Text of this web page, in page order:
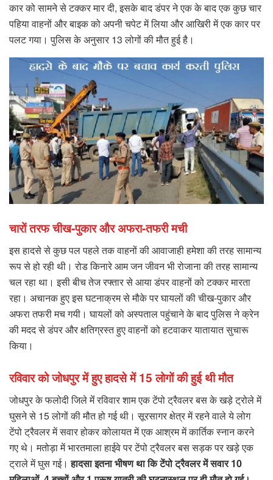
कार को सामने से टक्कर मार दी, इसके बाद डंपर ने एक के बाद एक कुछ चार
पहिया वाहनों और बाइक को अपनी चपेट में लिया और आखिरी में एक कार पर
पलट गया। पुलिस के अनुसार 13 लोगों की मौत हुई है।
चारों तरफ चीख-पुकार और अफरा-तफरी मची
इस हादसे से कुछ पल पहले तक वाहनों की आवाजाही हमेशा की तरह सामान्य
रूप से हो रही थी। रोड किनारे आम जन जीवन भी रोजाना की तरह सामान्य
चल रहा था। इसी बीच तेज रफ्तार से आया डंपर वाहनों को टक्कर मारता
रहा। अचानक हुए इस घटनाक्रम से मौके पर घायलों की चीख-पुकार और
अफरा तफरी मच गयी। घायलों को अस्पताल पहुंचाने के बाद पुलिस ने क्रेन
की मदद से डंपर और क्षतिग्रस्त हुए वाहनों को हटवाकर यातायात सुचारू
किया।
रविवार को जोधपुर में हुए हादसे में 15 लोगों की हुई थी मौत
जोधपुर के फलोदी जिले मेंं रविवार शाम एक टेंपो ट्रैवलर बस के खड़े ट्रोले में
घुसने से 15 लोगों की मौत हो गई थी। सूरसागर क्षेत्र में रहने वाले ये लोग
टेंपो ट्रैवलर में सवार होकर कोलायत में एक आश्रम में कार्तिक स्नान करने
गए थे। मतोड़ा में भारतमाला हाईवे पर टेंपो ट्रैवलर बस सड़क पर खड़े एक
ट्राले में घुस गई। हादसा इतना भीषण था कि टेंपो ट्रैवलर में सवार 10